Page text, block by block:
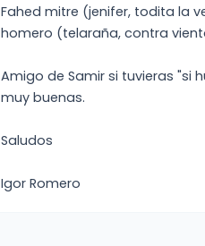
Fahed mitre (jenifer, todita la
homero (telaraña, contra
Amigo de Samir si tuvieras "si
muy buenas.
Saludos
Igor Romero